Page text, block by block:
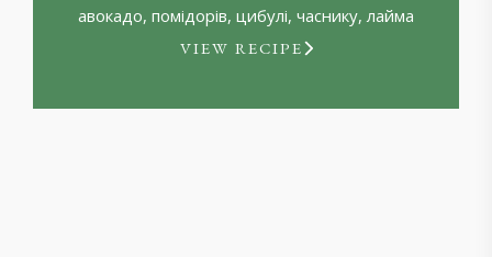
авокадо, помідорів, цибулі, часнику, лайма
VIEW RECIPE